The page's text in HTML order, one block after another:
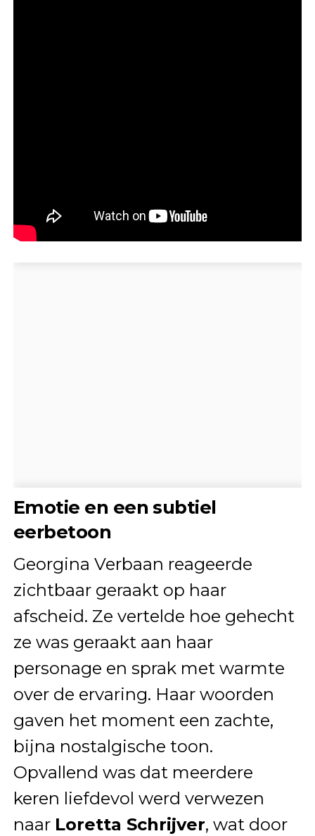
Emotie en een subtiel
eerbetoon
Georgina Verbaan reageerde
zichtbaar geraakt op haar
afscheid. Ze vertelde hoe gehecht
ze was geraakt aan haar
personage en sprak met warmte
over de ervaring. Haar woorden
gaven het moment een zachte,
bijna nostalgische toon.
Opvallend was dat meerdere
keren liefdevol werd verwezen
naar Loretta Schrijver, wat door